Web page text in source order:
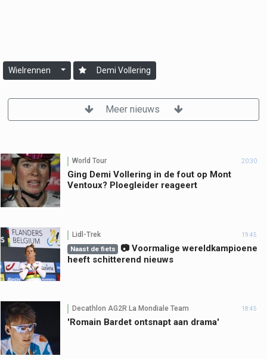
Wielrennen Demi Vollering
Meer nieuws
World Tour 20:30
Ging Demi Vollering in de fout op Mont
Ventoux? Ploegleider reageert
Lidl-Trek 19:45
Naast de fiets
📷 Voormalige wereldkampioene
heeft schitterend nieuws
Decathlon AG2R La Mondiale Team 18:45
'Romain Bardet ontsnapt aan drama'